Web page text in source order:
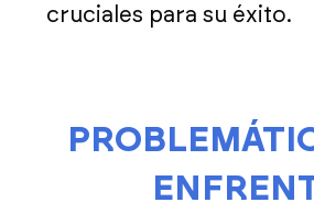
cruciales para su éxito.